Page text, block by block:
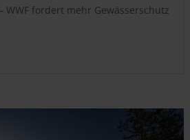
WWF fordert mehr Gewässerschutz